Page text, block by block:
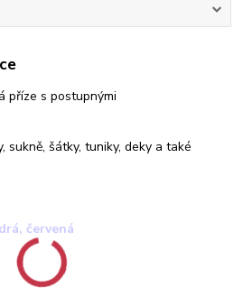
příze s postupnými
sukně, šátky, tuniky, deky a také
červená